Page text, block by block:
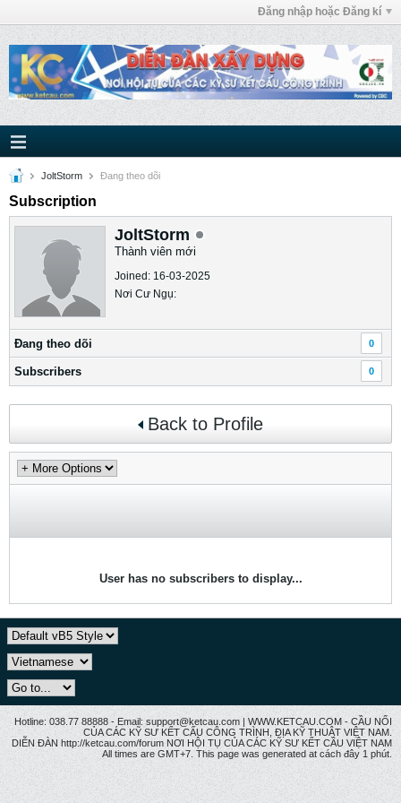
Đăng nhập hoặc Đăng kí
JoltStorm Ðang theo dõi
Subscription
JoltStorm
Thành viên mới
Joined: 16-03-2025
Nơi Cư Ngụ:
Ðang theo dõi 0
Subscribers 0
Back to Profile
User has no subscribers to display...
Hotline: 038.77 88888 - Email: support@ketcau.com | WWW.KETCAU.COM - CẦU NỐI
CỦA CÁC KỸ SƯ KẾT CẤU CÔNG TRÌNH, ĐỊA KỸ THUẬT VIỆT NAM.
DIỄN ĐÀN http://ketcau.com/forum NƠI HỘI TỤ CỦA CÁC KỸ SƯ KẾT CÂU VIỆT NAM
All times are GMT+7. This page was generated at cách đây 1 phút.